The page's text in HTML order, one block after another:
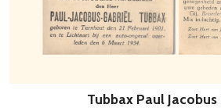
Tubbax Paul